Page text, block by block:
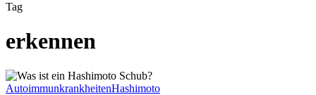
Tag
erkennen
Wie
äußert
AutoimmunkrankheitenHashimoto